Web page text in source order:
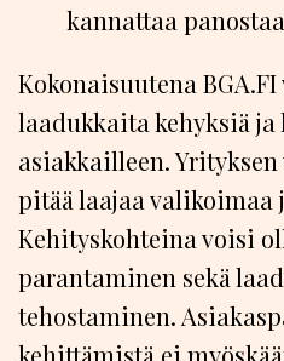
kannattaa
Kokonaisuutena
laadukkaita kehyksiä ja
asiakkailleen.
pitää laajaa
Kehityskohteina voisi
parantaminen sekä
tehostaminen.
kehittämistä ei